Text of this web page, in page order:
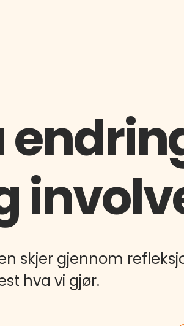
skjer gjennom
hva vi gjør.